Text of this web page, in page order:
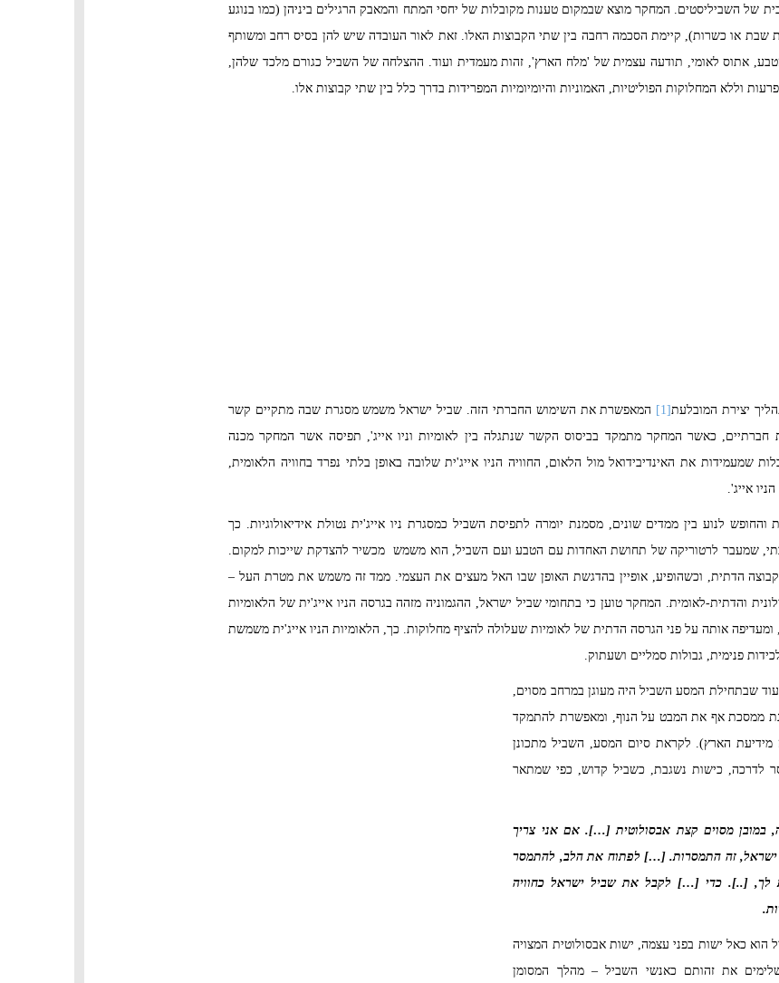
של השביליסטים. המחקר מוצא שבמקום טענות מקובלות של יחסי המתח והמאבק הרגילים ביניהן (כמו בנוגע
שבת או כשרות), קיימת הסכמה רחבה בין שתי הקבוצות האלו. זאת לאור העובדה שיש להן בסיס רחב ומשותף
אתוס לאומי, תודעה עצמית של 'מלח הארץ', זהות מעמדית ועוד. ההצלחה של השביל כגורם מלכד שלהן,
וללא המחלוקות הפוליטיות, האמוניות והיומיומיות המפרידות בדרך כלל בין שתי קבוצות אלו.
יצירת המובלעת[1]
המאפשרת את השימוש החברתי הזה. שביל ישראל משמש מסגרת שבה מתקיים קשר
חברתיים, כאשר המחקר מתמקד בביסוס הקשר שנתגלה בין לאומיות וניו אייג', תפיסה אשר המחקר מכנה
שמעמידות את האינדיבידואל מול הלאום, החוויה הניו אייג'ית שלובה באופן בלתי נפרד בחוויה הלאומית,
אייג'.
והחופש לנוע בין ממדים שונים, מסמנת יומרה לתפיסת השביל כמסגרת ניו אייג'ית נטולת אידיאולוגיות. כך
שמעבר לרטוריקה של תחושת האחדות עם הטבע ועם השביל, הוא משמש מכשיר להצדקת שייכות למקום.
הדתית, וכשהופיע, אופיין בהדגשת האופן שבו האל מעצים את העצמי. ממד זה משמש את מטרת העל –
והדתית-לאומית. המחקר טוען כי בתחומי שביל ישראל, ההגמוניה מזהה בגרסה הניו אייג'ית של הלאומיות
אותה על פני הגרסה הדתית של לאומיות שעלולה להציף מחלוקות. כך, הלאומיות הניו אייג'ית משמשת
פנימית, גבולות סמליים ושעתוק.
שבתחילת המסע השביל היה מעוגן במרחב מסוים,
ממסכת אף את המבט על הנוף, ומאפשרת להתמקד
הארץ). לקראת סיום המסע, השביל מתכונן
לדרכה, כישות נשגבת, כשביל קדוש, כפי שמתאר
במובן מסוים קצת אבסולוטית […]. אם אני צריך
ישראל, זה התמסרות. […] לפתוח את הלב, להתמסר
לך, [..]. כדי […] לקבל את שביל ישראל כחוויה
כאל ישות בפני עצמה, ישות אבסולוטית המצויה
את זהותם כאנשי השביל – מהלך המסומן